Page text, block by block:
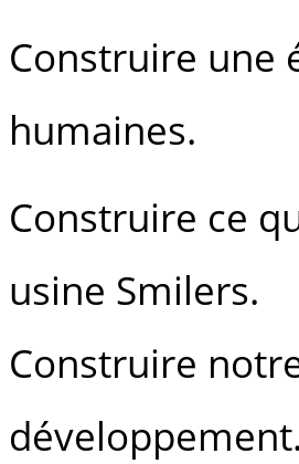
Construire une
humaines.
Construire ce
usine Smilers.
Construire
développement.